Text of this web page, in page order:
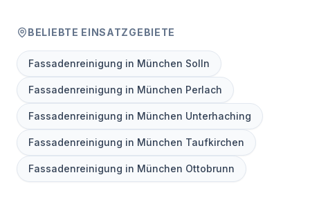
BELIEBTE EINSATZGEBIETE
Fassadenreinigung in München Solln
Fassadenreinigung in München Perlach
Fassadenreinigung in München Unterhaching
Fassadenreinigung in München Taufkirchen
Fassadenreinigung in München Ottobrunn